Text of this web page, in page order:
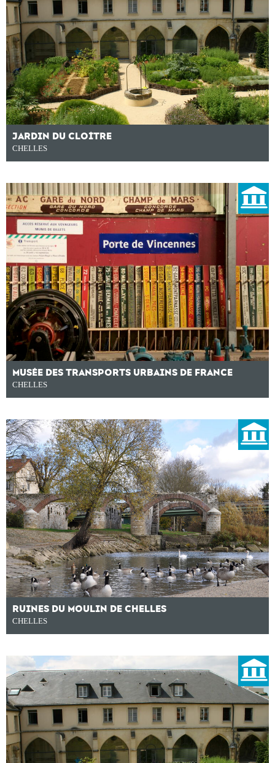
JARDIN DU CLOÎTRE
CHELLES
MUSÉE DES TRANSPORTS URBAINS DE FRANCE
CHELLES
RUINES DU MOULIN DE CHELLES
CHELLES